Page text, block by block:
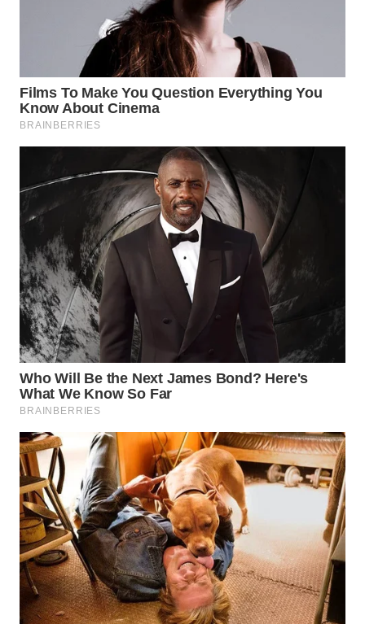
TANI
WAHANA
ADVOKAT
WAHANA
INFRASTRUKTUR
WAHANA
KONSUMEN
WAHANA
LISTRIK
WAHANA
TRAVEL
WAHANA
TV
WAHANANEWS
ID
WAHANANEWS
CO ID
WAHANANEWS